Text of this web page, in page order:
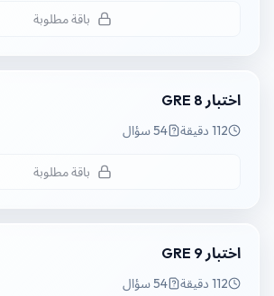
باقة مطلوبة
اختبار GRE 8
112 دقيقة 54 سؤال
باقة مطلوبة
اختبار GRE 9
112 دقيقة 54 سؤال